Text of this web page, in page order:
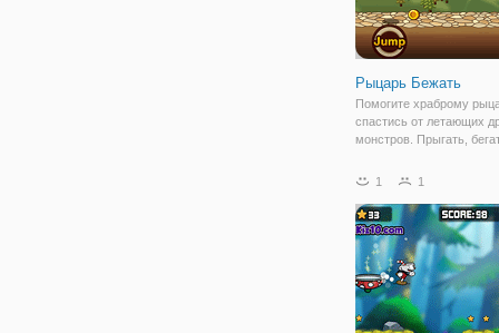
Рыцарь Бежать
Помогите храброму
спастись от летающих
монстров. Прыгать,
навыки аркада для
1 1